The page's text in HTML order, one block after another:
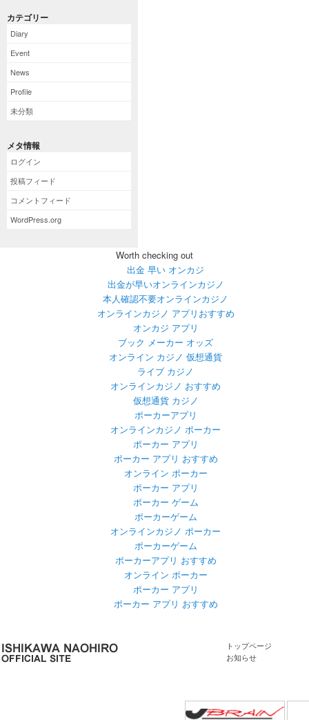
カテゴリー
Diary
Event
News
Profile
未分類
メタ情報
ログイン
投稿フィード
コメントフィード
WordPress.org
Worth checking out
出金 早い オンカジ
出金が早いオンラインカジノ
本人確認不要オンラインカジノ
オンラインカジノ アプリおすすめ
オンカジ アプリ
ブック メーカー オッズ
オンライン カジノ 仮想通貨
ライブ カジノ
オンラインカジノ おすすめ
仮想通貨 カジノ
ポーカーアプリ
オンラインカジノ ポーカー
ポーカー アプリ
ポーカー アプリ おすすめ
オンライン ポーカー
ポーカー アプリ
ポーカー ゲーム
ポーカーゲーム
オンラインカジノ ポーカー
ポーカーゲーム
ポーカーアプリ おすすめ
オンライン ポーカー
ポーカー アプリ
ポーカー アプリ おすすめ
トップページ
お知らせ